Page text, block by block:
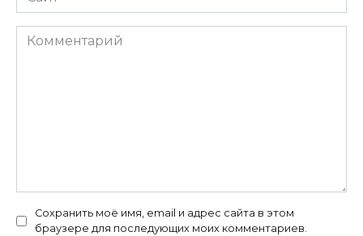
Комментарий
Сохранить моё имя, email и адрес сайта в этом
браузере для последующих моих комментариев.